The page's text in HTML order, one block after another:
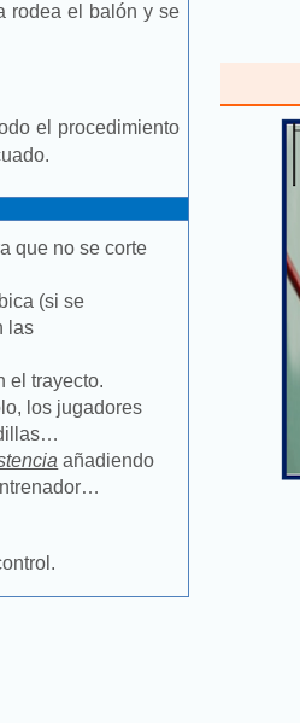
rodea el balón y se
el procedimiento
que no se corte
(si se
las
el trayecto.
los jugadores
añadiendo